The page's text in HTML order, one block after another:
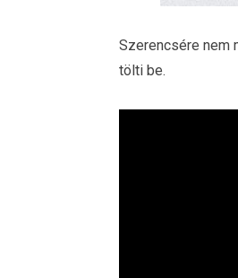
Szerencsére nem
tölti be.